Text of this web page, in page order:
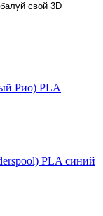
свой 3D
PLA
PLA синий